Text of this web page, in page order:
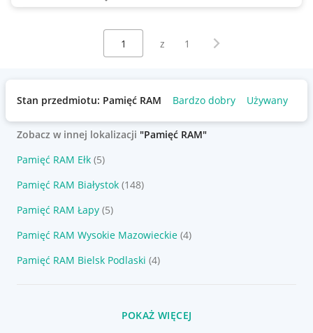
Wybierz stronę:
z 1 Następna strona
Stan przedmiotu: Pamięć RAM Bardzo dobry Używany
Zobacz w innej lokalizacji "Pamięć RAM"
Pamięć RAM Ełk (5)
Pamięć RAM Białystok (148)
Pamięć RAM Łapy (5)
Pamięć RAM Wysokie Mazowieckie (4)
Pamięć RAM Bielsk Podlaski (4)
POKAŻ WIĘCEJ